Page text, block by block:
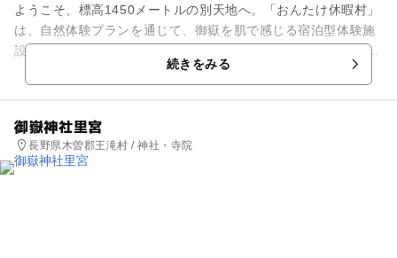
ようこそ、標高1450メートルの別天地へ。「おんたけ休暇村」
は、自然体験プランを通じて、御嶽を肌で感じる宿泊型体験施
設 です。一般のプランのほかに、自然を満喫できるプランが豊
続きをみる
御嶽神社里宮
長野県木曽郡王滝村 / 神社・寺院